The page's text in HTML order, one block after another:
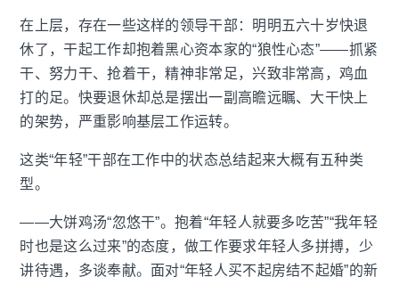
在上层，存在一些这样的领导干部：明明五六十岁快退
休了，干起工作却抱着黑心资本家的“狼性心态”——抓紧
干、努力干、抢着干，精神非常足，兴致非常高，鸡血
打的足。快要退休却总是摆出一副高瞻远瞩、大干快上
的架势，严重影响基层工作运转。
这类“年轻”干部在工作中的状态总结起来大概有五种类
型。
——大饼鸡汤“忽悠干”。抱着“年轻人就要多吃苦”“我年轻
时也是这么过来”的态度，做工作要求年轻人多拼搏，少
讲待遇，多谈奉献。面对“年轻人买不起房结不起婚”的新